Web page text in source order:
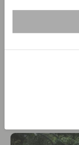
Original
Landkreises